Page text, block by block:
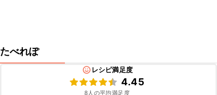
たべれぽ
レシピ満足度
4.45
8人の平均満足度